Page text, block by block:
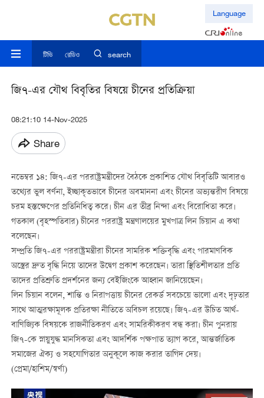
Language
টিভি রেডিও search
জি৭-এর যৌথ বিবৃতির বিষয়ে চীনের প্রতিক্রিয়া
08:21:10 14-Nov-2025
Share
নভেম্বর ১৪: জি৭-এর পররাষ্ট্রমন্ত্রীদের বৈঠকে প্রকাশিত যৌথ বিবৃতিটি আবারও
তথ্যের ভুল বর্ণনা, ইচ্ছাকৃতভাবে চীনের অবমাননা এবং চীনের অভ্যন্তরীণ বিষয়ে
চরম হস্তক্ষেপের প্রতিনিধিত্ব করে। চীন এর তীব্র নিন্দা এবং বিরোধিতা করে।
গতকাল (বৃহস্পতিবার) চীনের পররাষ্ট্র মন্ত্রণালয়ের মুখপাত্র লিন চিয়ান এ কথা
বলেছেন।
সম্প্রতি জি৭-এর পররাষ্ট্রমন্ত্রীরা চীনের সামরিক শক্তিবৃদ্ধি এবং পারমাণবিক
অস্ত্রের দ্রুত বৃদ্ধি নিয়ে তাদের উদ্বেগ প্রকাশ করেছেন। তারা স্থিতিশীলতার প্রতি
তাদের প্রতিশ্রুতি প্রদর্শনের জন্য বেইজিংকে আহ্বান জানিয়েছেন।
লিন চিয়ান বলেন, শান্তি ও নিরাপত্তায় চীনের রেকর্ড সবচেয়ে ভালো এবং দৃঢ়তার
সাথে আত্মরক্ষামূলক প্রতিরক্ষা নীতিতে অবিচল রয়েছে। জি৭-এর উচিত আর্থ-
বাণিজ্যিক বিষয়কে রাজনীতিকরণ এবং সামরিকীকরণ বন্ধ করা। চীন পুনরায়
জি৭-কে স্নায়ুযুদ্ধ মানসিকতা এবং আদর্শিক পক্ষপাত ত্যাগ করে, আন্তর্জাতিক
সমাজের ঐক্য ও সহযোগিতার অনুকূলে কাজ করার তাগিদ দেয়।
(প্রেমা/হাশিম/স্বর্ণা)